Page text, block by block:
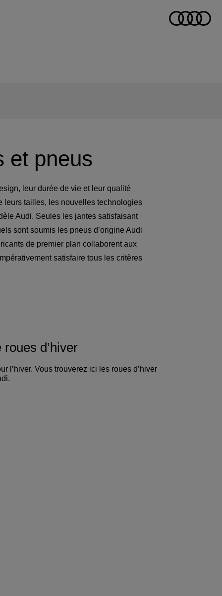
et pneus
leur durée de vie et leur qualité
leurs tailles, les nouvelles technologies
Audi. Seules les jantes satisfaisant
sont soumis les pneus d’origine Audi
de premier plan collaborent aux
satisfaire tous les critères
d’hiver
l’hiver. Vous trouverez ici les roues d’hiver